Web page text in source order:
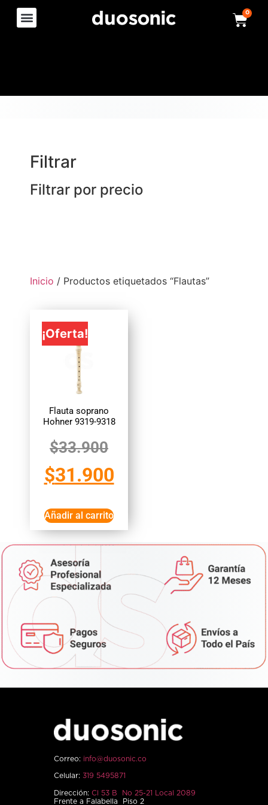
0
Filtrar
Filtrar por precio
Inicio / Productos etiquetados “Flautas”
¡Oferta!
Flauta soprano
Hohner 9319-9318
$33.900
$31.900
Añadir al carrito
Correo: info@duosonic.co
Celular: 319 5495871
Dirección: Cl 53 B No 25-21 Local 2089
Frente a Falabella Piso 2